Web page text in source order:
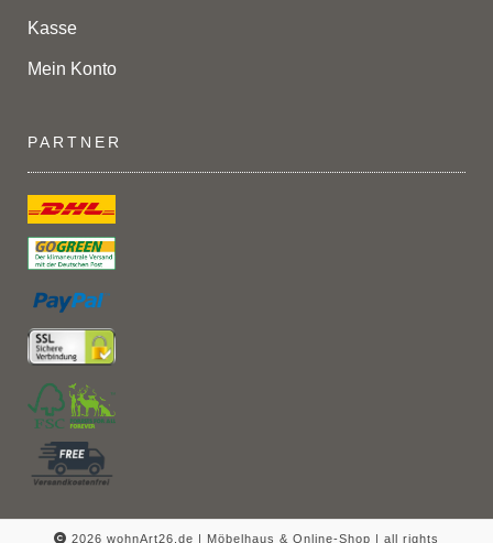
Kasse
Mein Konto
PARTNER
2026 wohnArt26.de | Möbelhaus & Online-Shop | all rights